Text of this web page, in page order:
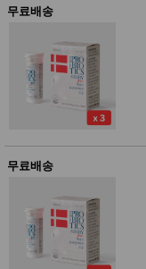
무료배송
무료배송